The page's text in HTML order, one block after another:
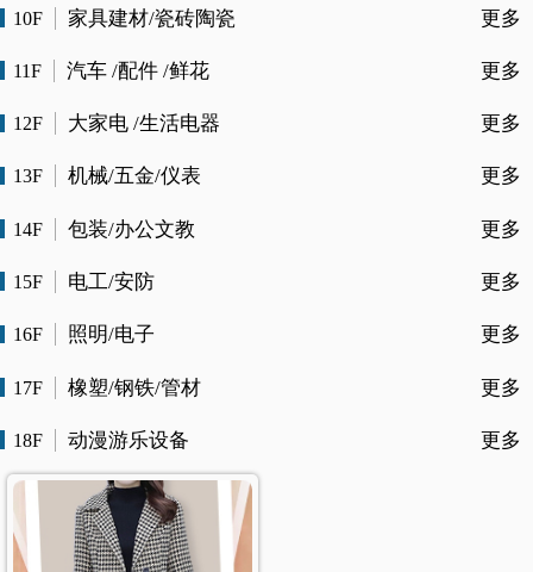
10F 家具建材/瓷砖陶瓷 更多
11F 汽车 /配件 /鲜花 更多
12F 大家电 /生活电器 更多
13F 机械/五金/仪表 更多
14F 包装/办公文教 更多
15F 电工/安防 更多
16F 照明/电子 更多
17F 橡塑/钢铁/管材 更多
18F 动漫游乐设备 更多